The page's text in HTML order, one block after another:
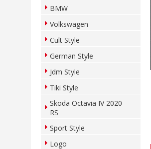
BMW
Volkswagen
Cult Style
German Style
Jdm Style
Tiki Style
Skoda Octavia IV 2020
RS
Sport Style
Logo